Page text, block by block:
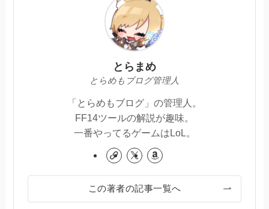
とらまめ
とらめもブログ管理人
「とらめもブログ」の管理人。
FF14ツールの解説が趣味。
一番やってるゲームはLoL。
この著者の記事一覧へ